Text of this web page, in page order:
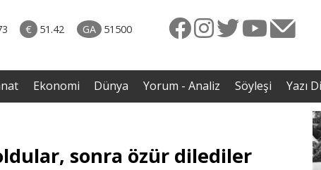
€ 51.42 GA 51500
• İmza törenindeki iddiaların ardından Iraklı bakan
sessizliğini bozdu
Ekonomi Dünya Yorum - Analiz Söyleşi Yazı
sonra özür dilediler